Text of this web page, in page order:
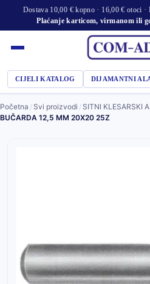
Dostava 10,00 € kopno · 16,00 € otoci ·
Plaćanje karticom, virmanom ili
CIJELI KATALOG DIJAMANTNI
Početna / Svi proizvodi / SITNI KLESARSKI
BUČARDA 12,5 MM 20X20 25Z